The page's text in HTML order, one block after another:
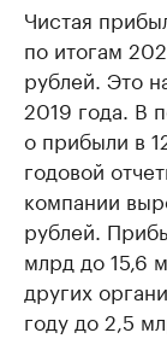
Чистая
по итогам
рублей. Это
2019 года. В
о прибыли в
годовой
компании
рублей.
млрд до 15,6
других
году до 2,5